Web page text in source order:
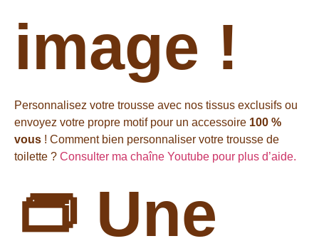
image !
Personnalisez votre trousse avec nos tissus exclusifs ou
envoyez votre propre motif pour un accessoire 100 %
vous ! Comment bien personnaliser votre trousse de
toilette ? Consulter ma chaîne Youtube pour plus d’aide.
👝 Une